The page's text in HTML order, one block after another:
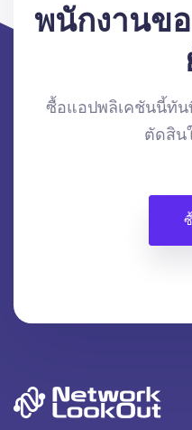
พนักงานข
ซื้อแอปพลิเคชันนี้ทัน
ตัดสิน